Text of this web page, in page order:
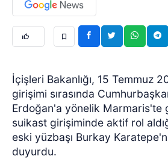
İçişleri Bakanlığı, 15 Temmuz
girişimi sırasında
Erdoğan'a yönelik Marmaris'te
suikast girişiminde aktif rol
eski yüzbaşı Burkay
duyurdu.